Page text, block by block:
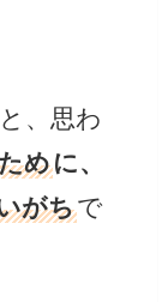
、思わ
めに、
がちで